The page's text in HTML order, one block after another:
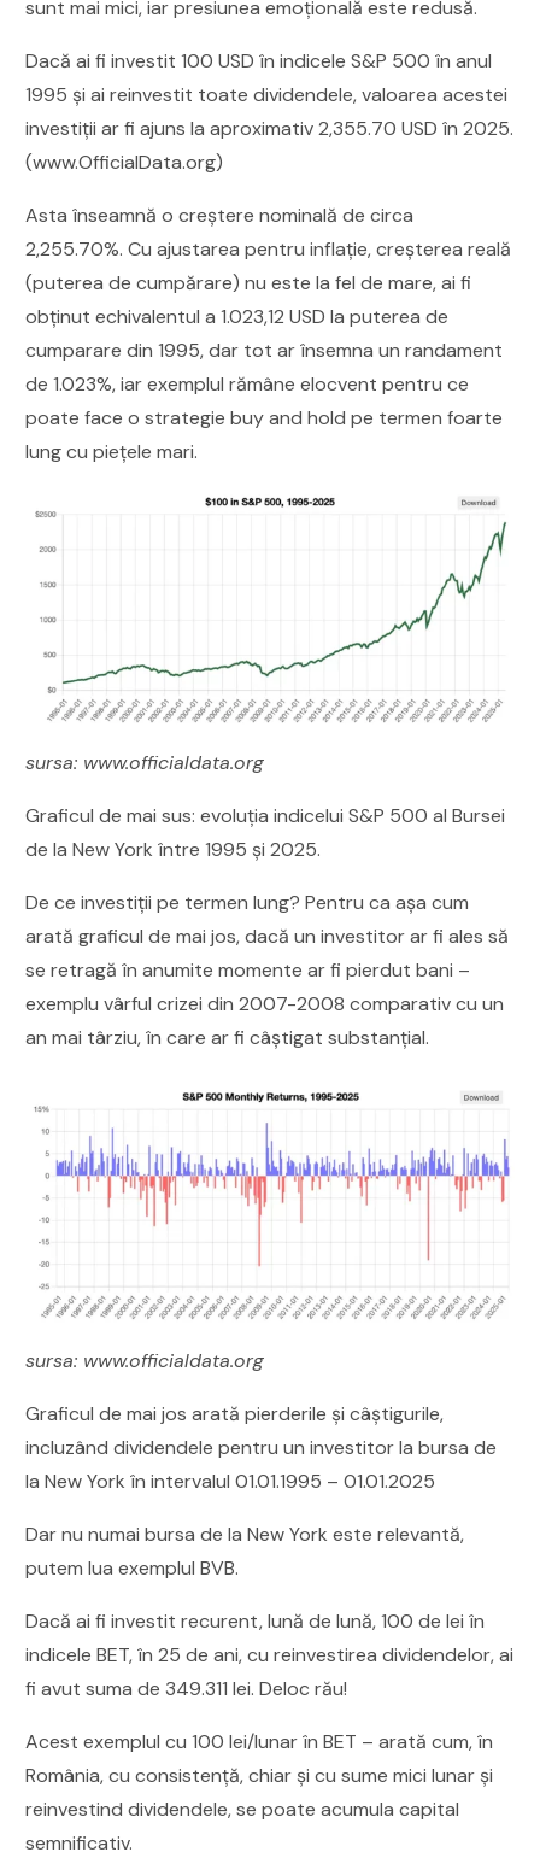
sunt mai mici, iar presiunea emoțională este redusă.
Dacă ai fi investit 100 USD în indicele S&P 500 în anul
1995 şi ai reinvestit toate dividendele, valoarea acestei
investiţii ar fi ajuns la aproximativ 2,355.70 USD în 2025.
(www.OfficialData.org)
Asta înseamnă o creştere nominală de circa
2,255.70%. Cu ajustarea pentru inflaţie, creșterea reală
(puterea de cumpărare) nu este la fel de mare, ai fi
obținut echivalentul a 1.023,12 USD la puterea de
cumparare din 1995, dar tot ar însemna un randament
de 1.023%, iar exemplul rămâne elocvent pentru ce
poate face o strategie buy and hold pe termen foarte
lung cu pieţele mari.
sursa: www.officialdata.org
Graficul de mai sus: evoluția indicelui S&P 500 al Bursei
de la New York între 1995 și 2025.
De ce investiții pe termen lung? Pentru ca așa cum
arată graficul de mai jos, dacă un investitor ar fi ales să
se retragă în anumite momente ar fi pierdut bani –
exemplu vârful crizei din 2007-2008 comparativ cu un
an mai târziu, în care ar fi câștigat substanțial.
sursa: www.officialdata.org
Graficul de mai jos arată pierderile și câștigurile,
incluzând dividendele pentru un investitor la bursa de
la New York în intervalul 01.01.1995 – 01.01.2025
Dar nu numai bursa de la New York este relevantă,
putem lua exemplul BVB.
Dacă ai fi investit recurent, lună de lună, 100 de lei în
indicele BET, în 25 de ani, cu reinvestirea dividendelor, ai
fi avut suma de 349.311 lei. Deloc rău!
Acest exemplul cu 100 lei/lunar în BET – arată cum, în
România, cu consistență, chiar şi cu sume mici lunar şi
reinvestind dividendele, se poate acumula capital
semnificativ.